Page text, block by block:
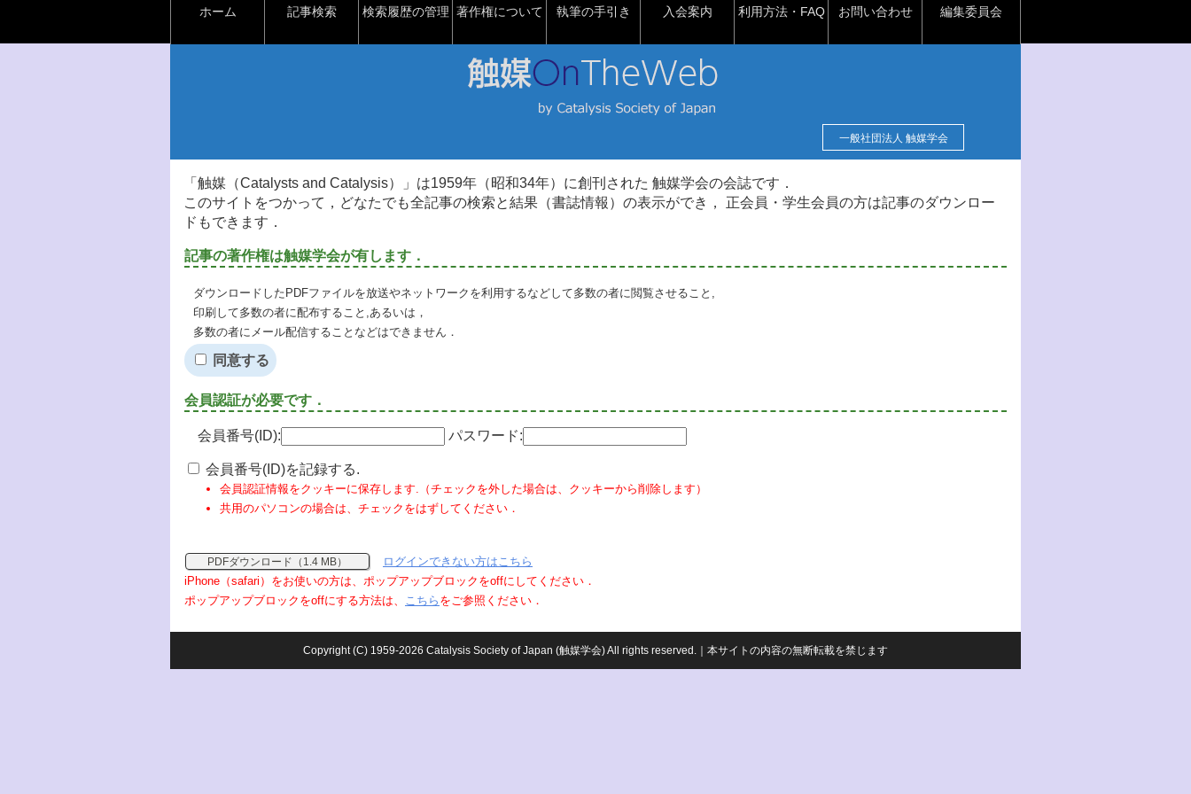
ホーム 記事検索 検索履歴の管理 著作権について 執筆の手引き 入会案内 利用方法・FAQ お問い合わせ 編集委員会
一般社団法人 触媒学会
「触媒（Catalysts and Catalysis）」は1959年（昭和34年）に創刊された 触媒学会の会誌です．
このサイトをつかって，どなたでも全記事の検索と結果（書誌情報）の表示ができ， 正会員・学生会員の方は記事のダウンロー
ドもできます．
記事の著作権は触媒学会が有します．
ダウンロードしたPDFファイルを放送やネットワークを利用するなどして多数の者に閲覧させること,
印刷して多数の者に配布すること,あるいは，
多数の者にメール配信することなどはできません．
同意する
会員認証が必要です．
会員番号(ID): パスワード:
会員番号(ID)を記録する.
会員認証情報をクッキーに保存します.（チェックを外した場合は、クッキーから削除します）
共用のパソコンの場合は、チェックをはずしてください．
PDFダウンロード（1.4 MB）
ログインできない方はこちら
iPhone（safari）をお使いの方は、ポップアップブロックをoffにしてください．
ポップアップブロックをoffにする方法は、 こちら をご参照ください．
Copyright (C) 1959-2026 Catalysis Society of Japan (触媒学会) All rights reserved.｜本サイトの内容の無断転載を禁じます